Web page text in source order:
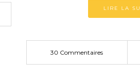
LIRE LA
30 Commentaires